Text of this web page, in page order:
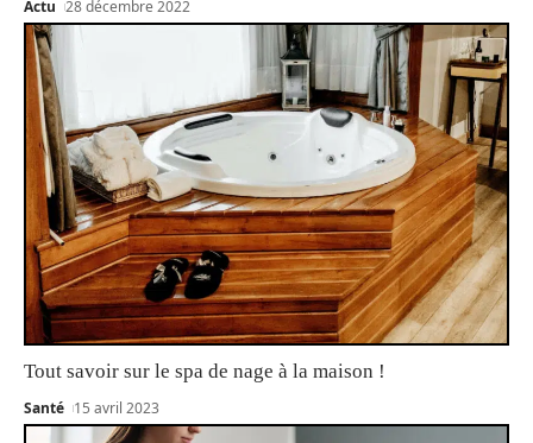
Actu 28 décembre 2022
Tout savoir sur le spa de nage à la maison !
Santé 15 avril 2023